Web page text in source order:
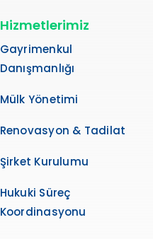
Hizmetlerimiz
Gayrimenkul
Danışmanlığı
Mülk Yönetimi
Renovasyon & Tadilat
Şirket Kurulumu
Hukuki Süreç
Koordinasyonu